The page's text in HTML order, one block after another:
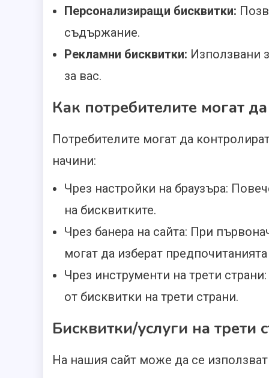
Персонализиращи бисквитки:
съдържание.
Рекламни бисквитки: Използвани
за вас.
Как потребителите могат
Потребителите могат да
начини:
Чрез настройки на браузъра:
на бисквитките.
Чрез банера на сайта: При
могат да изберат
Чрез инструменти на трети
от бисквитки на трети страни.
Бисквитки/услуги на трети
На нашия сайт може да се